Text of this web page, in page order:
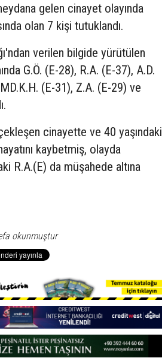
gelen cinayet olayında
olan 7 kişi tutuklandı.
verilen bilgide yürütülen
G.Ö. (E-28), R.A. (E-37), A.D.
(E-31), Z.A. (E-29) ve
cinayette ve 40 yaşındaki
kaybetmiş, olayda
R.A.(E) da müşahede altına
okunmuştur